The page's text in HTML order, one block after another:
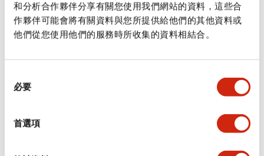
和分析合作夥伴分享有關您使用我們網站的資料，這些合
作夥伴可能會將有關資料與您所提供給他們的其他資料或
他們從您使用他們的服務時所收集的資料相結合。
必要
首選項
規格 顯示全部
審美規範